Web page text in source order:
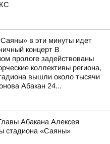
в эти минуты идет
концерт В
прологе задействованы
коллективы региона,
вышли около тысячи
Абакан 24...
Абакана Алексея
стадиона «Саяны»